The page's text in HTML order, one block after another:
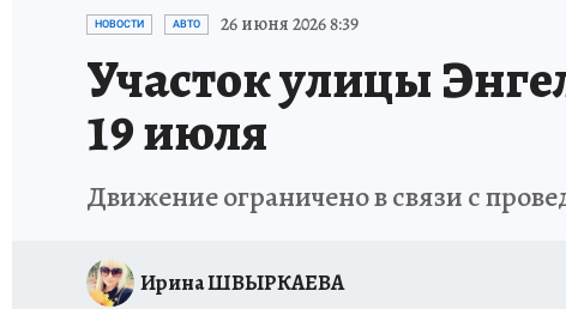
ИСПЫТАНО НА СЕБЕ
НОВОСТИ АВТО 26 июня 2026 8:39
Участок улицы
19 июля
Движение ограничено в связи с
Ирина ШВЫРКАЕВА